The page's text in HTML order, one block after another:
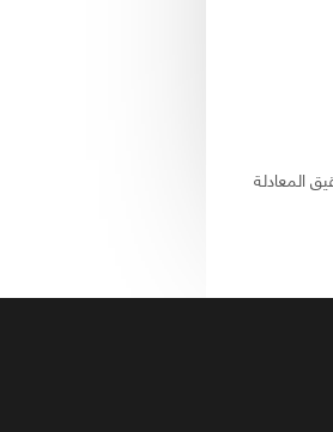
المعادلة